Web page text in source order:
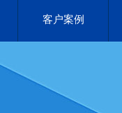
客户案例